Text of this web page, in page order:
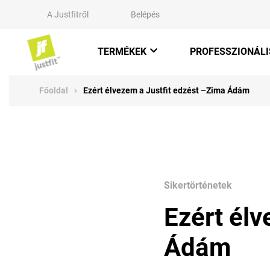
A Justfitről Belépés
TERMÉKEK
Főoldal Ezért élvezem a Justfit edzést –Zima Ádám
Sikertörténetek
Ezért
Ádám